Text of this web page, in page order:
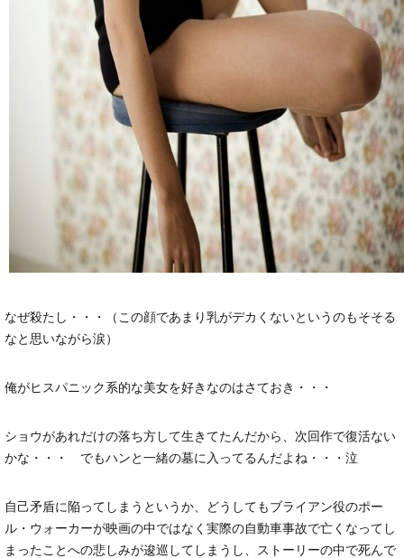
なぜ殺たし・・・（この顔であまり乳がデカくないというのもそそる
なと思いながら涙）
俺がヒスパニック系的な美女を好きなのはさておき・・・
ショウがあれだけの落ち方して生きてたんだから、次回作で復活ない
かな・・・ でもハンと一緒の墓に入ってるんだよね・・・泣
自己矛盾に陥ってしまうというか、どうしてもブライアン役のポー
ル・ウォーカーが映画の中ではなく実際の自動車事故で亡くなってし
まったことへの悲しみが逡巡してしまうし、ストーリーの中で死んで